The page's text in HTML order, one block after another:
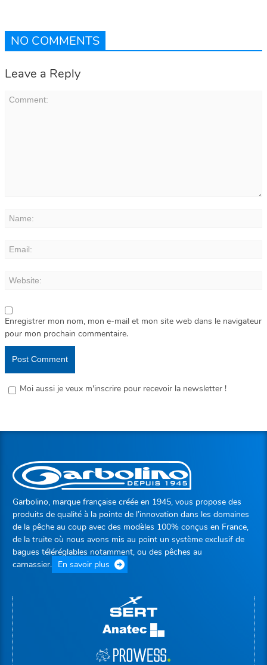
NO COMMENTS
Leave a Reply
Enregistrer mon nom, mon e-mail et mon site web dans le navigateur
pour mon prochain commentaire.
Moi aussi je veux m'inscrire pour recevoir la newsletter !
Garbolino, marque française créée en 1945, vous propose des
produits de qualité à la pointe de l’innovation dans les domaines
de la pêche au coup avec des modèles 100% conçus en France,
de la truite où nous avons mis au point un système exclusif de
bagues téléréglables notamment, ou des pêches au
carnassier. En savoir plus